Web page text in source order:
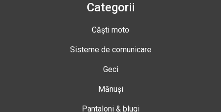
Categorii
Căști moto
Sisteme de comunicare
Geci
Mănuși
Pantaloni & blugi